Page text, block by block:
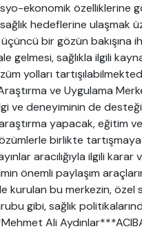
ekonomik özelliklerine
hedeflerine
bir gözün bakışına
gelmesi, sağlıkla ilgili
yolları
ve Uygulama
ve deneyiminin de
yapacak, eğitim
birlikte tartışmaya
aracılığıyla ilgili karar
önemli paylaşım
kurulan bu merkezin,
gibi, sağlık
Ali